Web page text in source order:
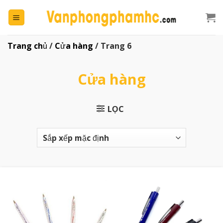
đến
dung
Trang chủ / Cửa hàng / Trang 6
Cửa hàng
LỌC